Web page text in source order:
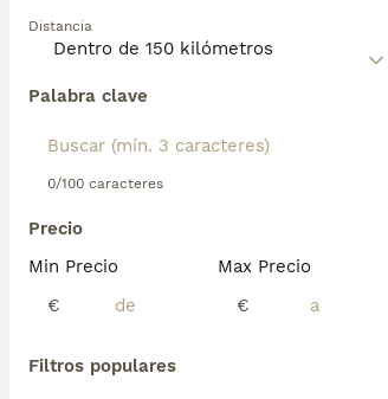
Distancia
Palabra clave
0/100 caracteres
Precio
Min Precio
€
Max Precio
€
Filtros populares